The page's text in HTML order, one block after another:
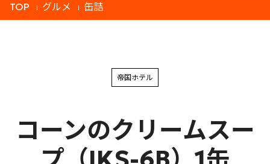
TOP グルメ 缶詰
帝国ホテル
コーンのクリームスー